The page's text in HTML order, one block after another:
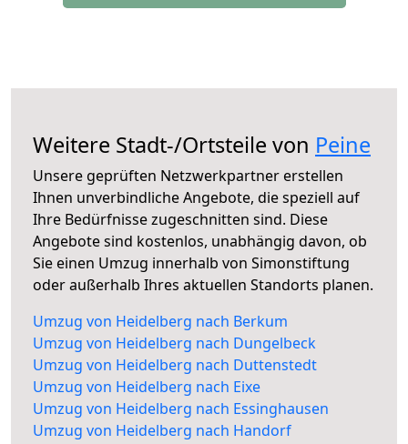
Weitere Stadt-/Ortsteile von Peine
Unsere geprüften Netzwerkpartner erstellen
Ihnen unverbindliche Angebote, die speziell auf
Ihre Bedürfnisse zugeschnitten sind. Diese
Angebote sind kostenlos, unabhängig davon, ob
Sie einen Umzug innerhalb von Simonstiftung
oder außerhalb Ihres aktuellen Standorts planen.
Umzug von Heidelberg nach Berkum
Umzug von Heidelberg nach Dungelbeck
Umzug von Heidelberg nach Duttenstedt
Umzug von Heidelberg nach Eixe
Umzug von Heidelberg nach Essinghausen
Umzug von Heidelberg nach Handorf